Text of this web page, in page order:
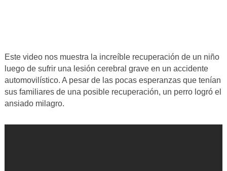
Este video nos muestra la increíble recuperación de un niño
luego de sufrir una lesión cerebral grave en un accidente
automovilístico. A pesar de las pocas esperanzas que tenían
sus familiares de una posible recuperación, un perro logró el
ansiado milagro.